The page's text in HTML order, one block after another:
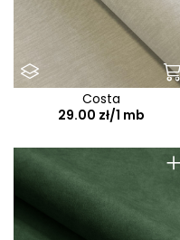
Costa
29.00 zł/1 mb
+